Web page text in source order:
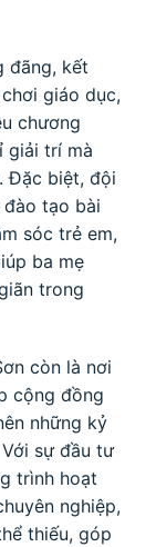
đãng, kết
giáo dục,
chương
giải trí mà
Đặc biệt, đội
tạo bài
sóc trẻ em,
ba mẹ
trong
còn là nơi
cộng đồng
những kỷ
sự đầu tư
trình hoạt
nghiệp,
thiếu, góp